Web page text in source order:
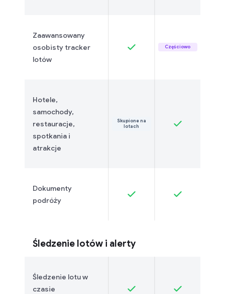
Zaawansowany
osobisty tracker
lotów
Częściowo
Hotele,
samochody,
restauracje,
spotkania i
atrakcje
Skupione na
lotach
Dokumenty
podróży
Śledzenie lotów i alerty
Śledzenie lotu w
czasie